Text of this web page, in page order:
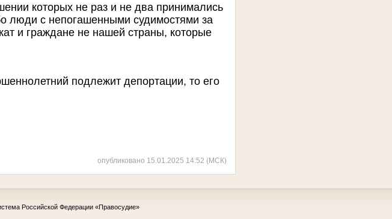
которых не раз и не два принимались
люди с непогашенными судимостями за
и граждане не нашей страны, которые
подлежит депортации, то его
опубликовано 15.01.2025 14:52 (МСК)
Российской Федерации «Правосудие»